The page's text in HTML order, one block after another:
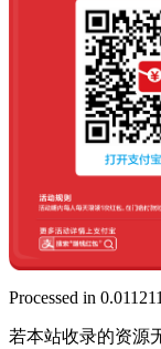
Processed in
若本站收录的资源